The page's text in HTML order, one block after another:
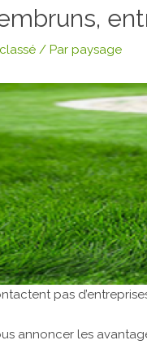
/ Parpaysage
pas
annoncer les